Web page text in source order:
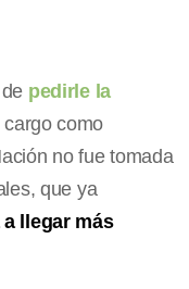
pedirle la
cargo como
no fue tomada
que ya
llegar más